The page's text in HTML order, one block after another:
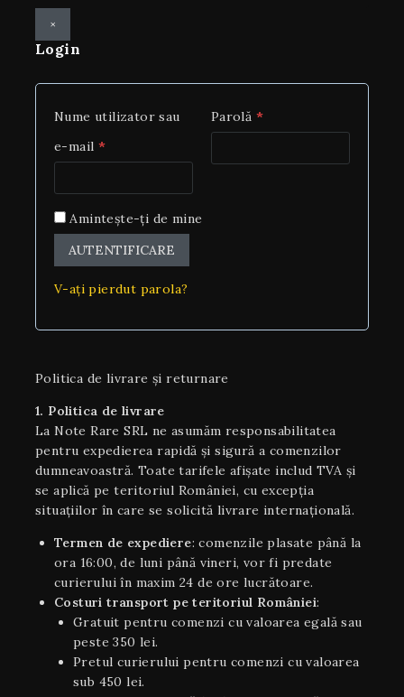
×
Login
Nume utilizator sau
e-mail *
Parolă *
Amintește-ți de mine
AUTENTIFICARE
V-ați pierdut parola?
Politica de livrare și returnare
1. Politica de livrare
La Note Rare SRL ne asumăm responsabilitatea
pentru expedierea rapidă și sigură a comenzilor
dumneavoastră. Toate tarifele afișate includ TVA și
se aplică pe teritoriul României, cu excepția
situaţiilor în care se solicită livrare internaţională.
Termen de expediere: comenzile plasate până la
ora 16:00, de luni până vineri, vor fi predate
curierului în maxim 24 de ore lucrătoare.
Costuri transport pe teritoriul României:
Gratuit pentru comenzi cu valoarea egală sau
peste 350 lei.
Pretul curierului pentru comenzi cu valoarea
sub 450 lei.